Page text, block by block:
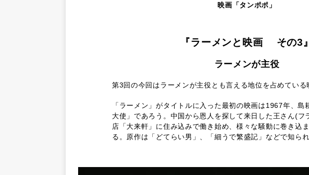
映画「タンポポ」
『ラーメンと映画 その3』
ラーメンが主役
第3回の今回はラーメンが主役とも言える地位を占めている
「ラーメン」がタイトルに入った最初の映画は1967年、島
大使」であろう。中国から恩人を探して来日した王さん(フ
店「大来軒」に住み込みで働き始め、様々な騒動に巻き込
る。原作は「どてらい男」、「細うで繁盛記」などで知られ